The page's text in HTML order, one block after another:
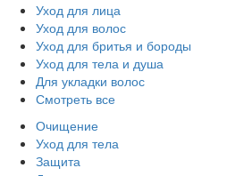
Уход для лица
Уход для волос
Уход для бритья и бороды
Уход для тела и душа
Для укладки волос
Смотреть все
Очищение
Уход для тела
Защита